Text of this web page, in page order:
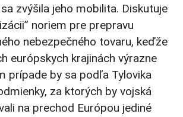
zvýšila jeho mobilita. Diskutuje
noriem pre prepravu
nebezpečného tovaru, keďže
európskych krajinách výrazne
prípade by sa podľa Tylovika
za ktorých by vojská
na prechod Európou jediné